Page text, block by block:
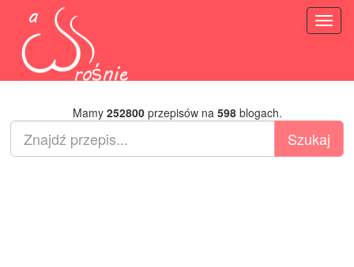
Mamy 252800przepisów na 598blogach.